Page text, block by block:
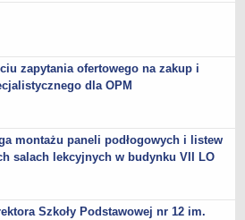
zapytania ofertowego na zakup i
dla OPM
montażu paneli podłogowych i listew
salach lekcyjnych w budynku VII LO
Szkoły Podstawowej nr 12 im.